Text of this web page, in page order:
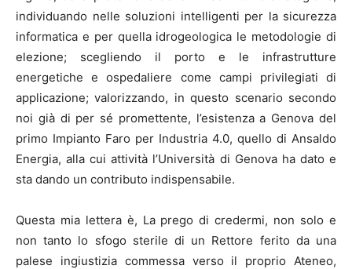
individuando nelle soluzioni intelligenti per la sicurezza
informatica e per quella idrogeologica le metodologie di
elezione; scegliendo il porto e le infrastrutture
energetiche e ospedaliere come campi privilegiati di
applicazione; valorizzando, in questo scenario secondo
noi già di per sé promettente, l’esistenza a Genova del
primo Impianto Faro per Industria 4.0, quello di Ansaldo
Energia, alla cui attività l’Università di Genova ha dato e
sta dando un contributo indispensabile.
Questa mia lettera è, La prego di credermi, non solo e
non tanto lo sfogo sterile di un Rettore ferito da una
palese ingiustizia commessa verso il proprio Ateneo,